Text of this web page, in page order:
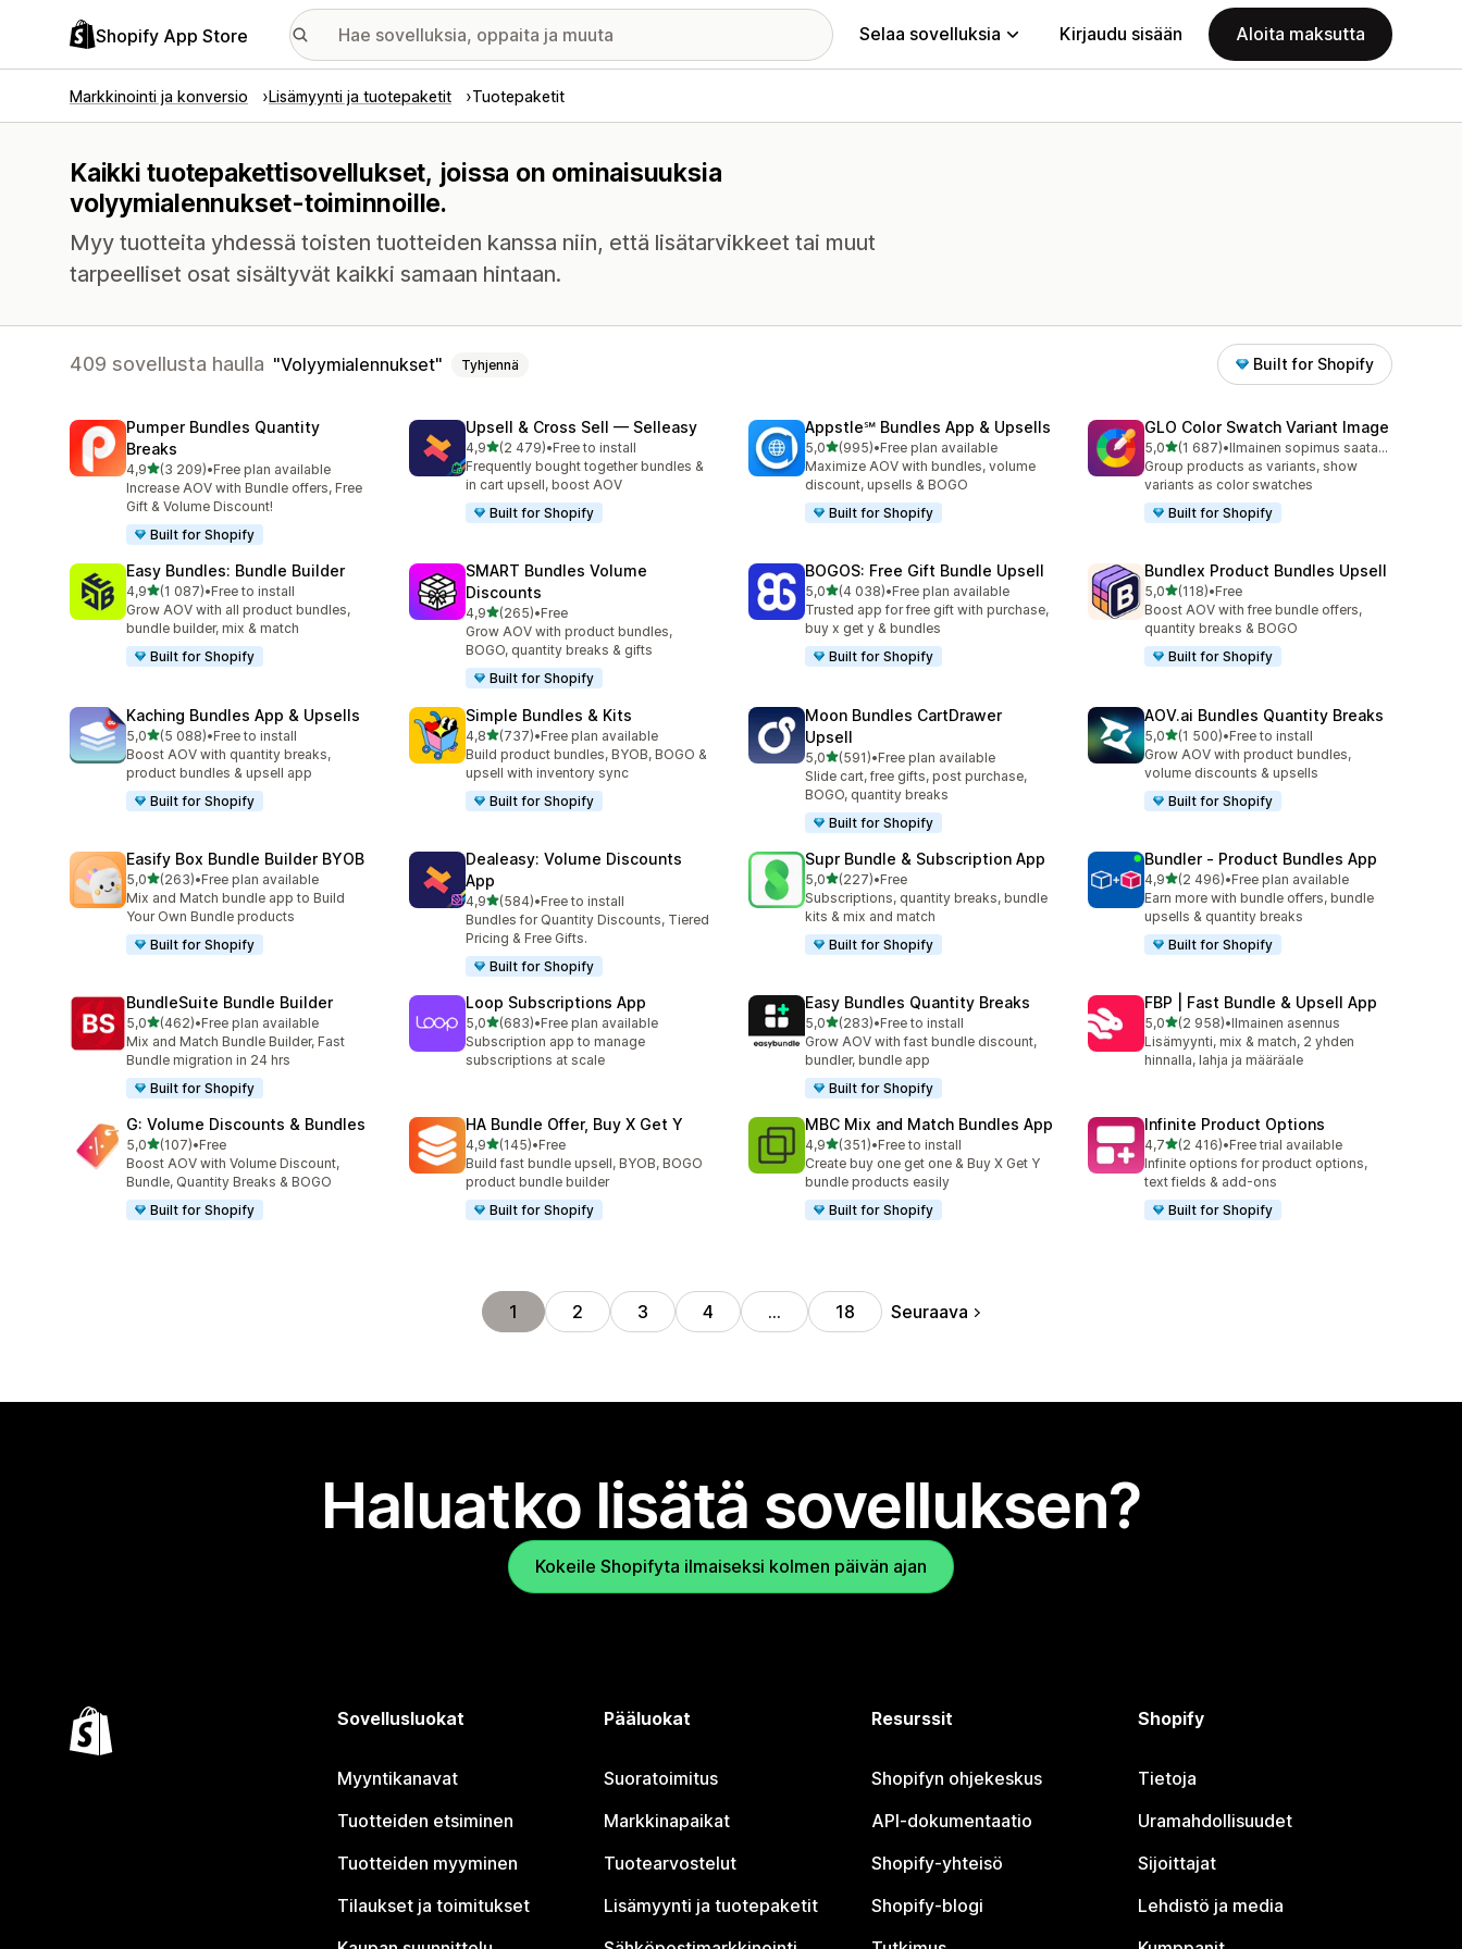
Shopify App Store Selaa sovelluksia Kirjaudu sisään Aloita maksutta
Markkinointi ja konversio Lisämyynti ja tuotepaketit Tuotepaketit
Kaikki tuotepakettisovellukset, joissa on ominaisuuksia
volyymialennukset-toiminnoille.
Myy tuotteita yhdessä toisten tuotteiden kanssa niin, että lisätarvikkeet tai muut
tarpeelliset osat sisältyvät kaikki samaan hintaan.
409 sovellusta haulla Volyymialennukset Tyhjennä Built for Shopify
Pumper Bundles Quantity
Breaks
4,9/ 5 tähteä
(3 209)
3209 arvostelua yhteensä
•Free plan available
Increase AOV with Bundle offers, Free
Gift & Volume Discount!
Built for Shopify
Upsell & Cross Sell — Selleasy
4,9/ 5 tähteä
(2 479)
2479 arvostelua yhteensä
•Free to install
Frequently bought together bundles &
in cart upsell, boost AOV
Built for Shopify
Appstle℠ Bundles App & Upsells
5,0/ 5 tähteä
(995)
995 arvostelua yhteensä
•Free plan available
Maximize AOV with bundles, volume
discount, upsells & BOGO
Built for Shopify
GLO Color Swatch Variant Image
5,0/ 5 tähteä
(1 687)
1687 arvostelua yhteensä
•
Ilmainen sopimus saatavilla
Group products as variants, show
variants as color swatches
Built for Shopify
Easy Bundles: Bundle Builder
4,9/ 5 tähteä
(1 087)
1087 arvostelua yhteensä
•Free to install
Grow AOV with all product bundles,
bundle builder, mix & match
Built for Shopify
SMART Bundles Volume
Discounts
4,9/ 5 tähteä
(265)
265 arvostelua yhteensä
•Free
Grow AOV with product bundles,
BOGO, quantity breaks & gifts
Built for Shopify
BOGOS: Free Gift Bundle Upsell
5,0/ 5 tähteä
(4 038)
4038 arvostelua yhteensä
•Free plan available
Trusted app for free gift with purchase,
buy x get y & bundles
Built for Shopify
Bundlex Product Bundles Upsell
5,0/ 5 tähteä
(118)
118 arvostelua yhteensä
•Free
Boost AOV with free bundle offers,
quantity breaks & BOGO
Built for Shopify
Kaching Bundles App & Upsells
5,0/ 5 tähteä
(5 088)
5088 arvostelua yhteensä
•Free to install
Boost AOV with quantity breaks,
product bundles & upsell app
Built for Shopify
Simple Bundles & Kits
4,8/ 5 tähteä
(737)
737 arvostelua yhteensä
•Free plan available
Build product bundles, BYOB, BOGO &
upsell with inventory sync
Built for Shopify
Moon Bundles CartDrawer
Upsell
5,0/ 5 tähteä
(591)
591 arvostelua yhteensä
•Free plan available
Slide cart, free gifts, post purchase,
BOGO, quantity breaks
Built for Shopify
AOV.ai Bundles Quantity Breaks
5,0/ 5 tähteä
(1 500)
1500 arvostelua yhteensä
•Free to install
Grow AOV with product bundles,
volume discounts & upsells
Built for Shopify
Easify Box Bundle Builder BYOB
5,0/ 5 tähteä
(263)
263 arvostelua yhteensä
•Free plan available
Mix and Match bundle app to Build
Your Own Bundle products
Built for Shopify
Dealeasy: Volume Discounts
App
4,9/ 5 tähteä
(584)
584 arvostelua yhteensä
•Free to install
Bundles for Quantity Discounts, Tiered
Pricing & Free Gifts.
Built for Shopify
Supr Bundle & Subscription App
5,0/ 5 tähteä
(227)
227 arvostelua yhteensä
•Free
Subscriptions, quantity breaks, bundle
kits & mix and match
Built for Shopify
Bundler ‑ Product Bundles App
4,9/ 5 tähteä
(2 496)
2496 arvostelua yhteensä
•Free plan available
Earn more with bundle offers, bundle
upsells & quantity breaks
Built for Shopify
BundleSuite Bundle Builder
5,0/ 5 tähteä
(462)
462 arvostelua yhteensä
•Free plan available
Mix and Match Bundle Builder, Fast
Bundle migration in 24 hrs
Built for Shopify
Loop Subscriptions App
5,0/ 5 tähteä
(683)
683 arvostelua yhteensä
•Free plan available
Subscription app to manage
subscriptions at scale
Easy Bundles Quantity Breaks
5,0/ 5 tähteä
(283)
283 arvostelua yhteensä
•Free to install
Grow AOV with fast bundle discount,
bundler, bundle app
Built for Shopify
FBP | Fast Bundle & Upsell App
5,0/ 5 tähteä
(2 958)
2958 arvostelua yhteensä
•Ilmainen asennus
Lisämyynti, mix & match, 2 yhden
hinnalla, lahja ja määräale
G: Volume Discounts & Bundles
5,0/ 5 tähteä
(107)
107 arvostelua yhteensä
•Free
Boost AOV with Volume Discount,
Bundle, Quantity Breaks & BOGO
Built for Shopify
HA Bundle Offer, Buy X Get Y
4,9/ 5 tähteä
(145)
145 arvostelua yhteensä
•Free
Build fast bundle upsell, BYOB, BOGO
product bundle builder
Built for Shopify
MBC Mix and Match Bundles App
4,9/ 5 tähteä
(351)
351 arvostelua yhteensä
•Free to install
Create buy one get one & Buy X Get Y
bundle products easily
Built for Shopify
Infinite Product Options
4,7/ 5 tähteä
(2 416)
2416 arvostelua yhteensä
•Free trial available
Infinite options for product options,
text fields & add-ons
Built for Shopify
1 2 3 4 … 18 Seuraava
Haluatko lisätä sovelluksen?
Kokeile Shopifyta ilmaiseksi kolmen päivän ajan
Sovellusluokat
Myyntikanavat
Tuotteiden etsiminen
Tuotteiden myyminen
Tilaukset ja toimitukset
Pääluokat
Suoratoimitus
Markkinapaikat
Tuotearvostelut
Lisämyynti ja tuotepaketit
Resurssit
Shopifyn ohjekeskus
API-dokumentaatio
Shopify-yhteisö
Shopify-blogi
Shopify
Tietoja
Uramahdollisuudet
Sijoittajat
Lehdistö ja media